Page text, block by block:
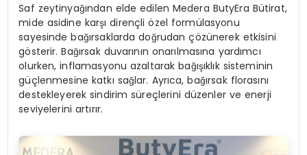
Saf zeytinyağından elde edilen Medera ButyEra Bütirat,
mide asidine karşı dirençli özel formülasyonu
sayesinde bağırsaklarda doğrudan çözünerek etkisini
gösterir. Bağırsak duvarının onarılmasına yardımcı
olurken, inflamasyonu azaltarak bağışıklık sisteminin
güçlenmesine katkı sağlar. Ayrıca, bağırsak florasını
destekleyerek sindirim süreçlerini düzenler ve enerji
seviyelerini artırır.